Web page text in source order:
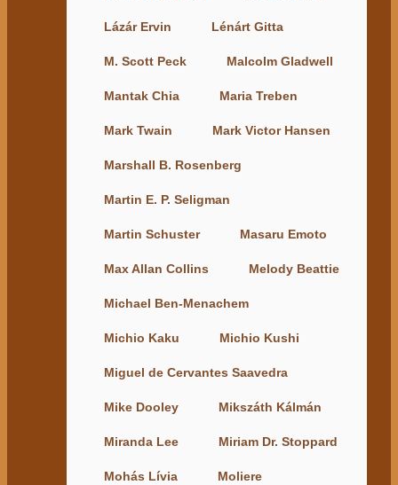
Lázár Ervin Lénárt Gitta
M. Scott Peck Malcolm Gladwell
Mantak Chia Maria Treben
Mark Twain Mark Victor Hansen
Marshall B. Rosenberg
Martin E. P. Seligman
Martin Schuster Masaru Emoto
Max Allan Collins Melody Beattie
Michael Ben-Menachem
Michio Kaku Michio Kushi
Miguel de Cervantes Saavedra
Mike Dooley Mikszáth Kálmán
Miranda Lee Miriam Dr. Stoppard
Mohás Lívia Moliere